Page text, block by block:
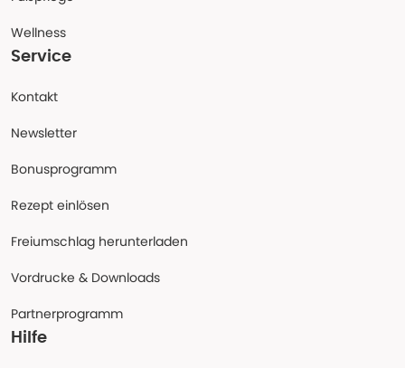
Wellness
Service
Kontakt
Newsletter
Bonusprogramm
Rezept einlösen
Freiumschlag herunterladen
Vordrucke & Downloads
Partnerprogramm
Hilfe